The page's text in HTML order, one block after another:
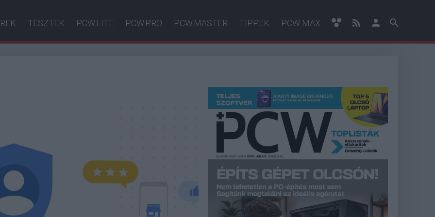
TESZTEK PCW.LITE PCW.PRO PCW.MASTER TIPPEK PCW MAX